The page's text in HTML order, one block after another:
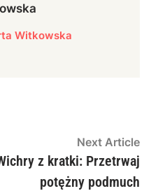
Witkowska
Next Article
z kratki: Przetrwaj
potężny podmuch